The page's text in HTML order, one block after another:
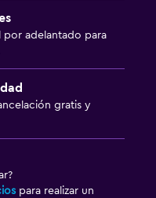
adelantado para
gratis y
para realizar un